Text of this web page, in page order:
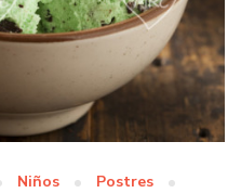
Niños
Postres